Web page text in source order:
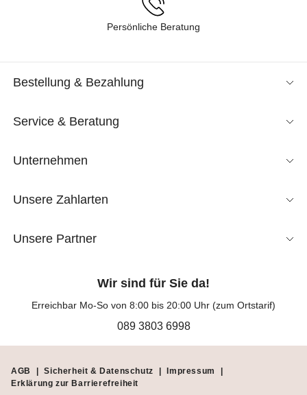
Persönliche Beratung
Bestellung & Bezahlung
Service & Beratung
Unternehmen
Unsere Zahlarten
Unsere Partner
Wir sind für Sie da!
Erreichbar Mo-So von 8:00 bis 20:00 Uhr (zum Ortstarif)
089 3803 6998
AGB Sicherheit & Datenschutz Impressum
Erklärung zur Barrierefreiheit